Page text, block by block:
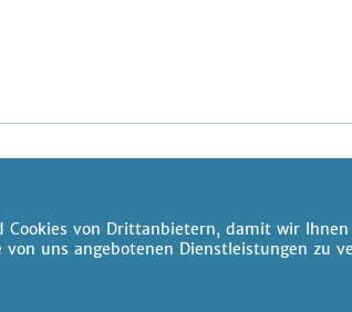
Cookies von Drittanbietern, damit wir
uns angebotenen Dienstleistungen zu